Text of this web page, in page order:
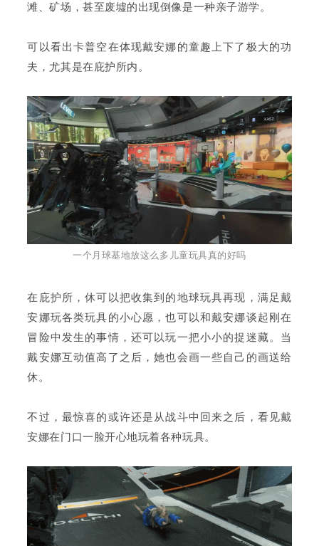
滩、矿场，甚至废墟的出现倒像是一种亲子游学。
可以看出卡普空在体现戴安娜的童趣上下了极大的功
夫，尤其是在庇护所内。
一个月球基地放这么多儿童玩具真的好吗
在庇护所，休可以把收集到的地球玩具再现，满足戴
安娜玩各类玩具的小心愿，也可以和戴安娜谈起刚在
冒险中发生的事情，还可以玩一把小小的捉迷藏。当
戴安娜互动值高了之后，她也会画一些自己的画送给
休。
不过，最惊喜的或许还是从战斗中回来之后，看见戴
安娜在门口一脸开心地玩着各种玩具。